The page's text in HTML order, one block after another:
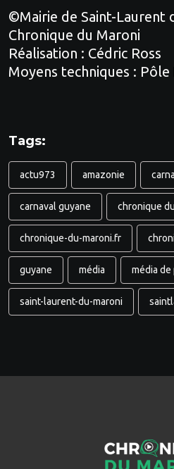
©Mairie de Saint-Laurent
Chronique du Maroni
Réalisation : Cédric Ross
Moyens techniques :
Tags:
actu973 amazonie
carnaval guyane chronique
chronique-du-maroni.fr
guyane média média
saint-laurent-du-maroni